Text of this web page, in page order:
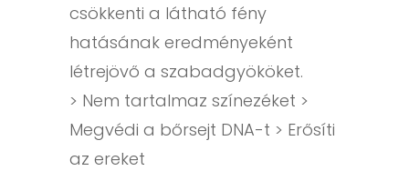
csökkenti a látható fény
hatásának eredményeként
létrejövő a szabadgyököket.
> Nem tartalmaz színezéket >
Megvédi a bőrsejt DNA-t > Erősíti
az ereket